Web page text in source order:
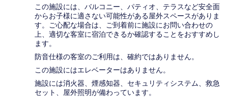
この施設には、バルコニー、パティオ、テラスなど安全面
からお子様に適さない可能性がある屋外スペースがありま
す。ご心配な場合は、ご到着前に施設にお問い合わせの
上、適切な客室に宿泊できるか確認することをおすすめし
ます。
防音仕様の客室のご利用は、確約ではありません。
この施設にはエレベーターはありません。
施設には消火器、煙感知器、セキュリティシステム、救急
セット、屋外照明が備わっています。